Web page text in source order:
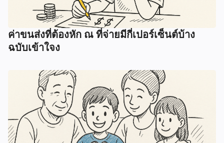
ค่าขนส่งที่ต้องหัก ณ ที่จ่ายมีกี่เปอร์เซ็นต์บ้าง
ฉบับเข้าใจง